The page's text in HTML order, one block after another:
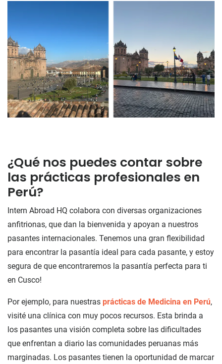
¿Qué nos puedes contar sobre
las prácticas profesionales en
Perú?
Intern Abroad HQ colabora con diversas organizaciones
anfitrionas, que dan la bienvenida y apoyan a nuestros
pasantes internacionales. Tenemos una gran flexibilidad
para encontrar la pasantía ideal para cada pasante, y estoy
segura de que encontraremos la pasantía perfecta para ti
en Cusco!
Por ejemplo, para nuestras prácticas de Medicina en Perú,
visité una clínica con muy pocos recursos. Esta brinda a
los pasantes una visión completa sobre las dificultades
que enfrentan a diario las comunidades peruanas más
marginadas. Los pasantes tienen la oportunidad de marcar